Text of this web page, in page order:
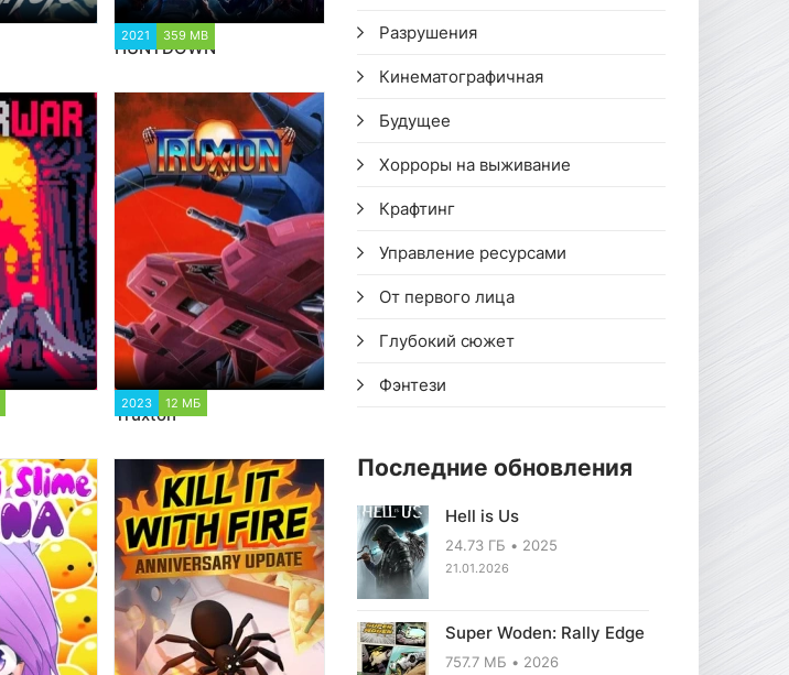
2021 359 MB
HUNTDOWN
2023 12 МБ
Truxton
Разрушения
Кинематографичная
Будущее
Хорроры на выживание
Крафтинг
Управление ресурсами
От первого лица
Глубокий сюжет
Фэнтези
Последние обновления
Hell is Us
24.73 ГБ 2025
21.01.2026
Super Woden: Rally Edge
757.7 МБ 2026